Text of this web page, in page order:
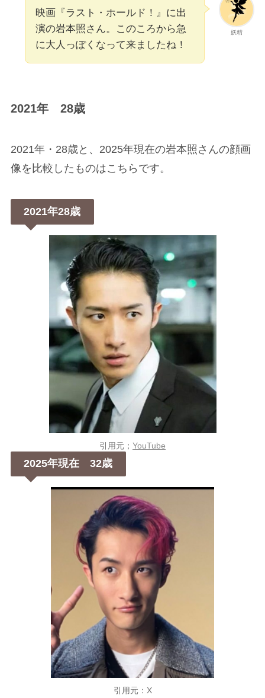
妖精
映画『ラスト・ホールド！』に出
演の岩本照さん。このころから急
に大人っぽくなって来ましたね！
2021年 28歳
2021年・28歳と、2025年現在の岩本照さんの顔画
像を比較したものはこちらです。
2021年28歳
引用元； YouTube
2025年現在 32歳
引用元：X